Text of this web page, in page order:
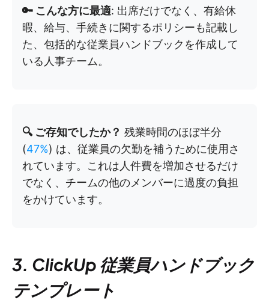
🔑 こんな方に最適: 出席だけでなく、有給休
暇、給与、手続きに関するポリシーも記載し
た、包括的な従業員ハンドブックを作成して
いる人事チーム。
🔍 ご存知でしたか？ 残業時間のほぼ半分
(47%) は、従業員の欠勤を補うために使用さ
れています。これは人件費を増加させるだけ
でなく、チームの他のメンバーに過度の負担
をかけています。
3. ClickUp 従業員ハンドブック
テンプレート